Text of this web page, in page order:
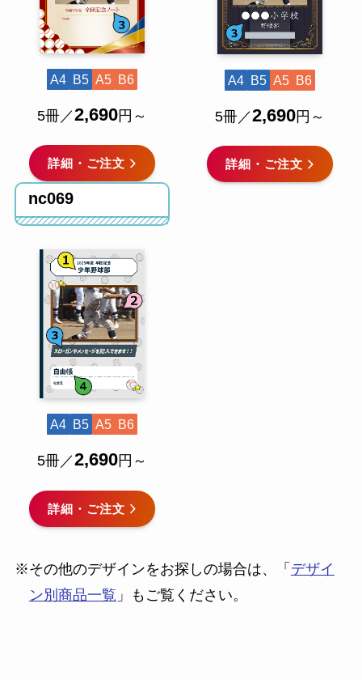
A4 B5 A5 B6
5冊／2,690円～
詳細・ご注文
A4 B5 A5 B6
5冊／2,690円～
詳細・ご注文
nc069
A4 B5 A5 B6
5冊／2,690円～
詳細・ご注文
※その他のデザインをお探しの場合は、「 デザイ
ン別商品一覧 」もご覧ください。